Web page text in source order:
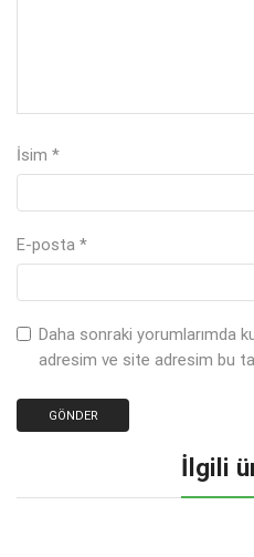
İsim *
E-posta *
Daha sonraki yorumlarımda
adresim ve site adresim bu
İlgili